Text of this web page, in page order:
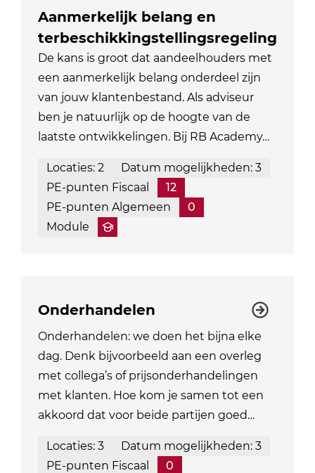
Aanmerkelijk belang en
terbeschikkingstellingsregeling
De kans is groot dat aandeelhouders met
een aanmerkelijk belang onderdeel zijn
van jouw klantenbestand. Als adviseur
ben je natuurlijk op de hoogte van de
laatste ontwikkelingen. Bij RB Academy…
Locaties: 2
Datum mogelijkheden: 3
PE-punten Fiscaal
12
PE-punten Algemeen
0
Module
Onderhandelen
Onderhandelen: we doen het bijna elke
dag. Denk bijvoorbeeld aan een overleg
met collega’s of prijsonderhandelingen
met klanten. Hoe kom je samen tot een
akkoord dat voor beide partijen goed…
Locaties: 3
Datum mogelijkheden: 3
PE-punten Fiscaal
0